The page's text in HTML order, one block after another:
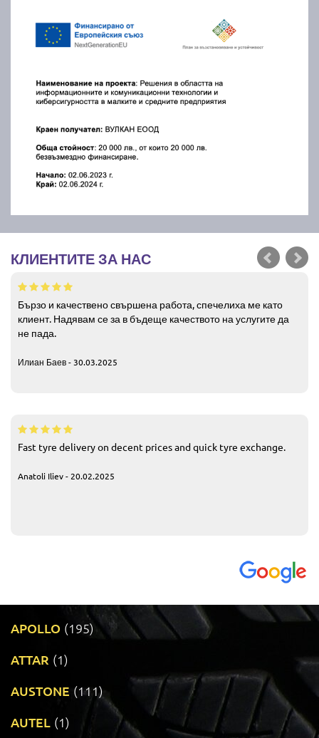
КЛИЕНТИТЕ ЗА НАС
Бързо и качествено свършена работа, спечелиха ме като
клиент. Надявам се за в бъдеще качеството на услугите да
не пада.
Илиан Баев - 30.03.2025
Fast tyre delivery on decent prices and quick tyre exchange.
Anatoli Iliev - 20.02.2025
APOLLO (195)
ATTAR (1)
AUSTONE (111)
AUTEL (1)